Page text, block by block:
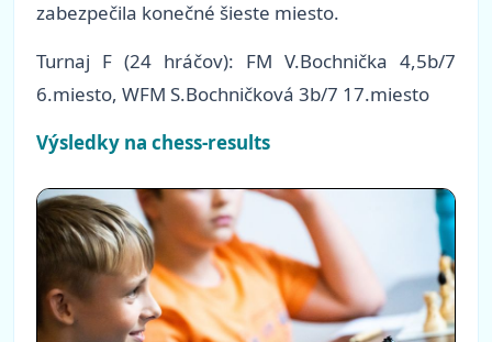
zabezpečila konečné šieste miesto.
Turnaj F (24 hráčov): FM V.Bochnička 4,5b/7
6.miesto, WFM S.Bochničková 3b/7 17.miesto
Výsledky na chess-results